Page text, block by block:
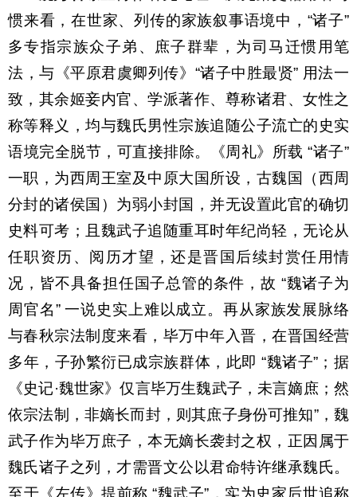
惯来看，在世家、列传的家族叙事语境中，“诸子”
多专指宗族众子弟、庶子群辈，为司马迁惯用笔
法，与《平原君虞卿列传》 “诸子中胜最贤” 用法一
致，其余姬妾内官、学派著作、尊称诸君、女性之
称等释义，均与魏氏男性宗族追随公子流亡的史实
语境完全脱节，可直接排除。《周礼》所载 “诸子”
一职，为西周王室及中原大国所设，古魏国（西周
分封的诸侯国）为弱小封国，并无设置此官的确切
史料可考；且魏武子追随重耳时年纪尚轻，无论从
任职资历、阅历才望，还是晋国后续封赏任用情
况，皆不具备担任国子总管的条件，故 “魏诸子为
周官名”一说史实上难以成立。再从家族发展脉络
与春秋宗法制度来看，毕万中年入晋，在晋国经营
多年，子孙繁衍已成宗族群体，此即 “魏诸子” ；据
《史记·魏世家》仅言毕万生魏武子，未言嫡庶；然
依宗法制，非嫡长而封，则其庶子身份可推知”，魏
武子作为毕万庶子，本无嫡长袭封之权，正因属于
魏氏诸子之列，才需晋文公以君命特许继承魏氏。
至于《左传》提前称 “魏武子” ，实为史家后世追称